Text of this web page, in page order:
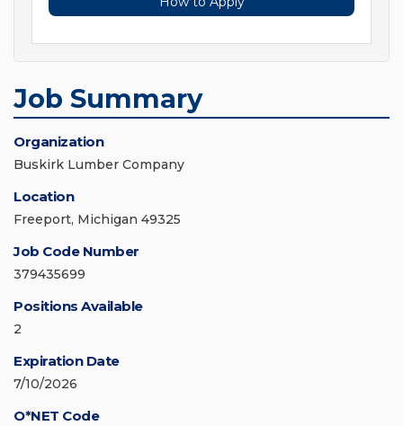
Job Summary
Organization
Buskirk Lumber Company
Location
Freeport, Michigan 49325
Job Code Number
379435699
Positions Available
2
Expiration Date
7/10/2026
O*NET Code